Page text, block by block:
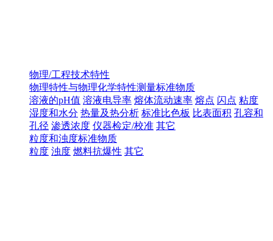
物理/工程技术特性
物理特性与物理化学特性测量标准物质
溶液的pH值 溶液电导率 熔体流动速率 熔点 闪点 粘度
湿度和水分 热量及热分析 标准比色板 比表面积 孔容和
孔径 渗透浓度 仪器检定/校准 其它
粒度和浊度标准物质
粒度 浊度 燃料抗爆性 其它